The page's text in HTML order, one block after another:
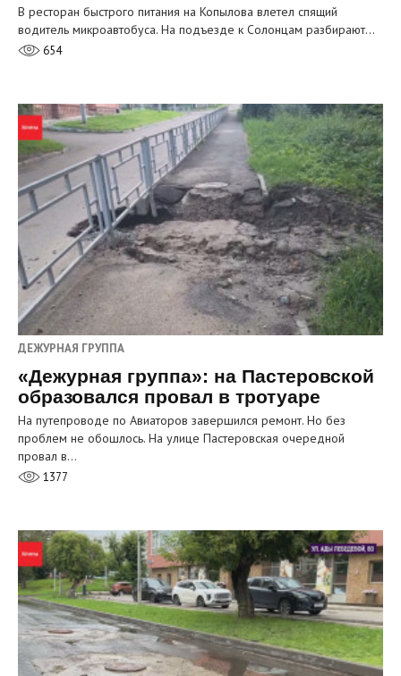
В ресторан быстрого питания на Копылова влетел спящий
водитель микроавтобуса. На подъезде к Солонцам разбирают…
654
ДЕЖУРНАЯ ГРУППА
«Дежурная группа»: на Пастеровской
образовался провал в тротуаре
На путепроводе по Авиаторов завершился ремонт. Но без
проблем не обошлось. На улице Пастеровская очередной
провал в…
1377